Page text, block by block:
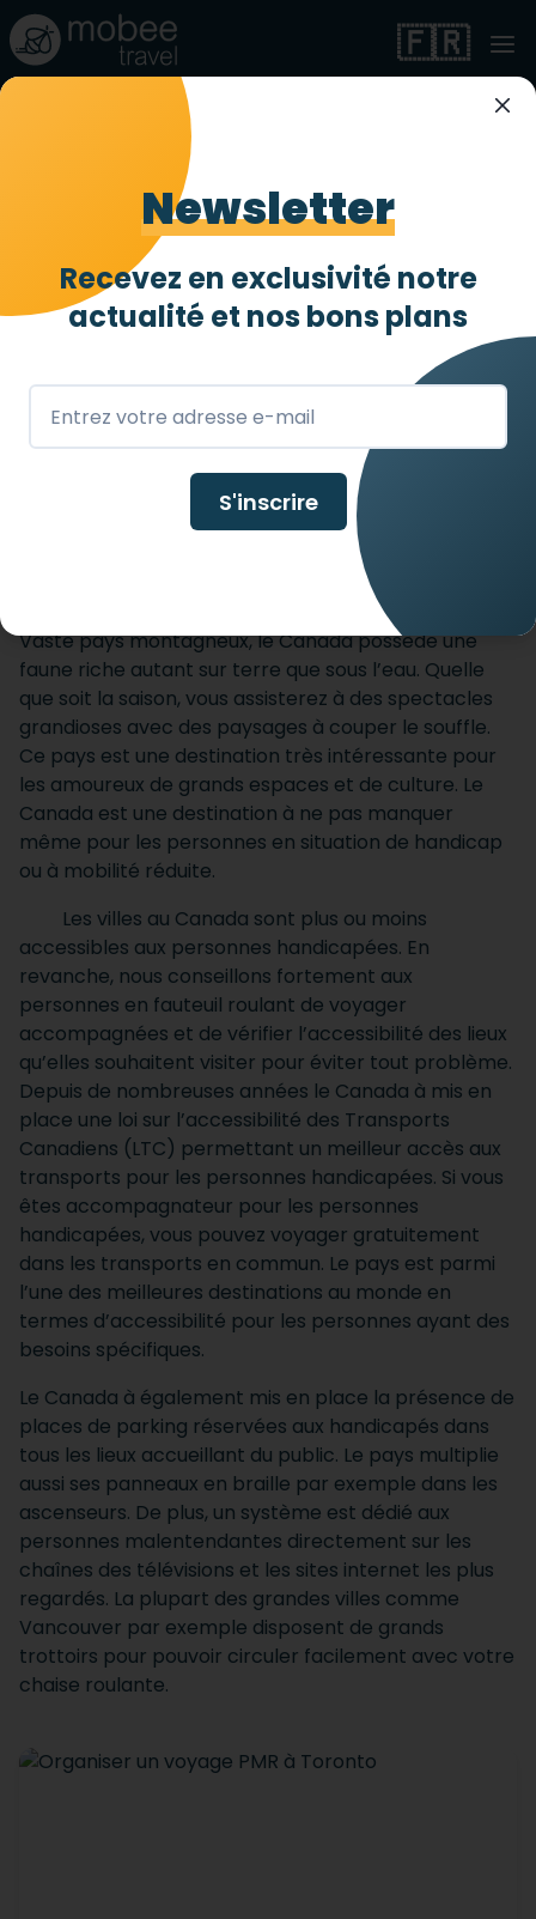
🇫🇷
Canada
CANADA
Vaste pays montagneux, le Canada possède une
faune riche autant sur terre que sous l’eau. Quelle
que soit la saison, vous assisterez à des spectacles
grandioses avec des paysages à couper le souffle.
Ce pays est une destination très intéressante pour
les amoureux de grands espaces et de culture. Le
Canada est une destination à ne pas manquer
même pour les personnes en situation de handicap
ou à mobilité réduite.
Les villes au Canada sont plus ou moins
accessibles aux personnes handicapées. En
revanche, nous conseillons fortement aux
personnes en fauteuil roulant de voyager
accompagnées et de vérifier l’accessibilité des lieux
qu’elles souhaitent visiter pour éviter tout problème.
Depuis de nombreuses années le Canada à mis en
place une loi sur l’accessibilité des Transports
Canadiens (LTC) permettant un meilleur accès aux
transports pour les personnes handicapées. Si vous
êtes accompagnateur pour les personnes
handicapées, vous pouvez voyager gratuitement
dans les transports en commun. Le pays est parmi
l’une des meilleures destinations au monde en
termes d’accessibilité pour les personnes ayant des
besoins spécifiques.
Le Canada à également mis en place la présence de
places de parking réservées aux handicapés dans
tous les lieux accueillant du public. Le pays multiplie
aussi ses panneaux en braille par exemple dans les
ascenseurs. De plus, un système est dédié aux
personnes malentendantes directement sur les
chaînes des télévisions et les sites internet les plus
regardés. La plupart des grandes villes comme
Vancouver par exemple disposent de grands
trottoirs pour pouvoir circuler facilement avec votre
chaise roulante.
Newsletter
Recevez en exclusivité notre
actualité et nos bons plans
S'inscrire